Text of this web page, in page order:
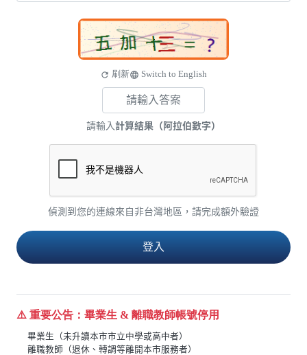
refresh 刷新language Switch to English
請輸入計算結果（阿拉伯數字）
偵測到您的連線來自非台灣地區，請完成額外驗證
⚠️ 重要公告：畢業生 & 離職教師帳號停用
畢業生（未升讀本市市立中學或高中者）
離職教師（退休、轉調等離開本市服務者）